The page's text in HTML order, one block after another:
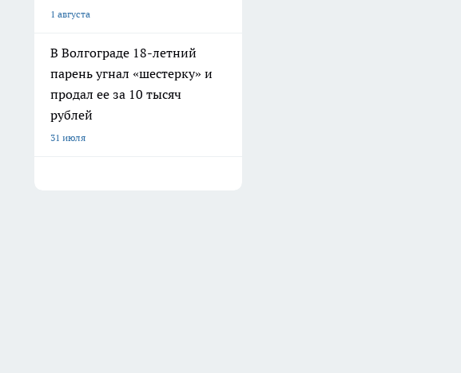
1 августа
В Волгограде 18-летний
парень угнал «шестерку» и
продал ее за 10 тысяч
рублей
31 июля